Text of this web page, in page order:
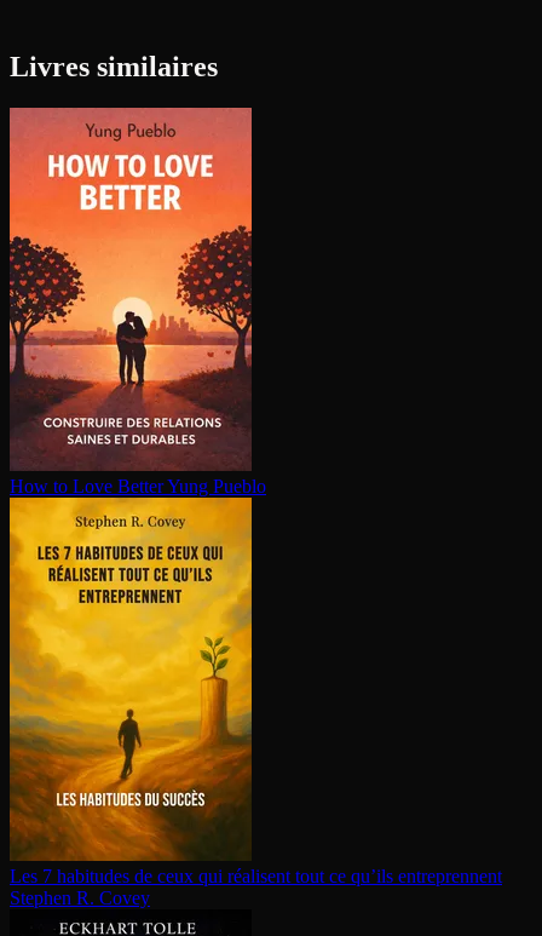
Livres similaires
How to Love BetterYung Pueblo
Les 7 habitudes de ceux qui réalisent tout ce qu’ils en­tre­prennent
Stephen R. Covey